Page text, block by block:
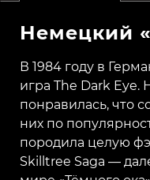
Немецкий
В 1984 году в
игра The Dark Eye.
понравилась, что
них по
породила целую
Skilltree Saga —